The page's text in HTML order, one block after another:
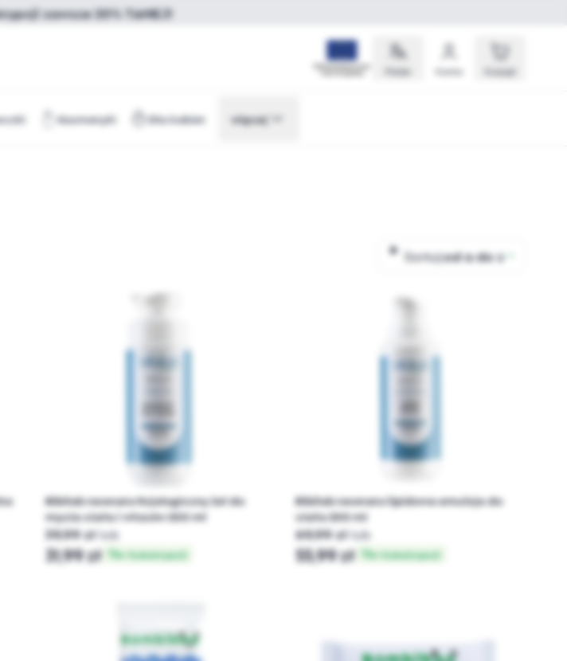
zawsze 20% TANIEJ!
Polski Konto Koszyk
Kosmetyki Dla kobiet więcej
Sortuj:od a do z
Bibilab neonato fizjologiczny żel do
mycia ciała i włosów 200 ml
39,99 złlub
31,99 zł w Subskrypcji
Bibilab neonato lipidowa emulsja do
ciała 200 ml
69,99 złlub
55,99 zł w Subskrypcji